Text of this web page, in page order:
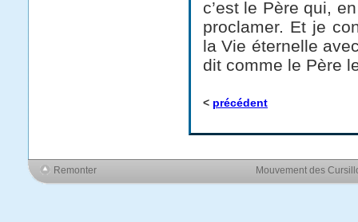
c’est le Père qui,
proclamer. Et je
la Vie éternelle
dit comme le Père
< précédent
Remonter Mouvement des